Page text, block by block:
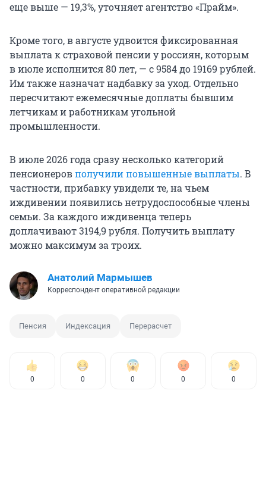
еще выше — 19,3%, уточняет агентство «Прайм».
Кроме того, в августе удвоится фиксированная
выплата к страховой пенсии у россиян, которым
в июле исполнится 80 лет, — с 9584 до 19169 рублей.
Им также назначат надбавку за уход. Отдельно
пересчитают ежемесячные доплаты бывшим
летчикам и работникам угольной
промышленности.
В июле 2026 года сразу несколько категорий
пенсионеровполучили повышенные выплаты. В
частности, прибавку увидели те, на чьем
иждивении появились нетрудоспособные члены
семьи. За каждого иждивенца теперь
доплачивают3194,9 рубля. Получить выплату
можно максимум за троих.
Анатолий Мармышев
Корреспондент оперативной редакции
Пенсия Индексация Перерасчет
0 0 0 0 0